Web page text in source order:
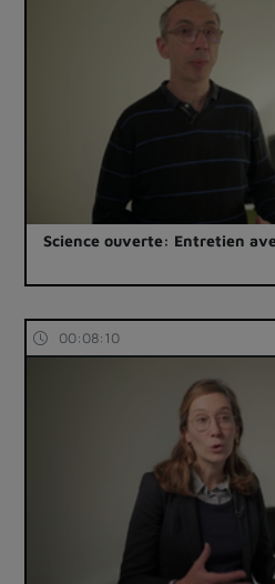
Science ouverte: Entretien
00:08:10